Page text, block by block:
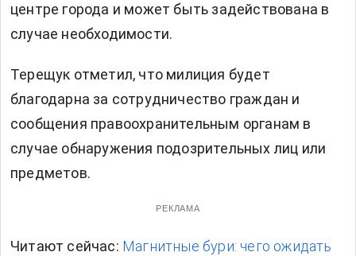
центре города и может быть задействована в
случае необходимости.
Терещук отметил, что милиция будет
благодарна за сотрудничество граждан и
сообщения правоохранительным органам в
случае обнаружения подозрительных лиц или
предметов.
РЕКЛАМА
Читают сейчас: Магнитные бури: чего ожидать